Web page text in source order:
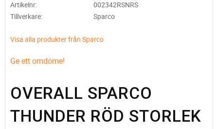
Artikelnr
002342RSNRS
Tillverkare
Sparco
Visa alla produkter från Sparco
Ge ett omdöme!
OVERALL SPARCO
THUNDER RÖD STORLEK